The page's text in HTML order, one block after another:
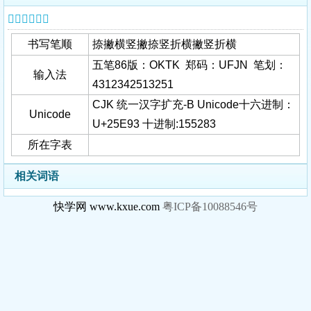
𥺓字基本信息
书写笔顺 捺撇横竖撇捺竖折横撇竖折横
输入法
五笔86版：OKTK 郑码：UFJN 笔划：
4312342513251
Unicode
CJK 统一汉字扩充-B Unicode十六进制：
U+25E93 十进制:155283
所在字表
相关词语
快学网 www.kxue.com 粤ICP备10088546号